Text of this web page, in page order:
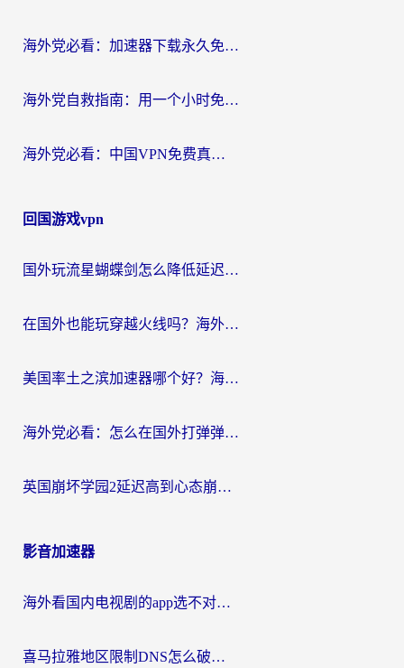
海外党必看：加速器下载永久免费版真的存在吗？教你无缝访问国内资源的正确姿势
海外党自救指南：用一个小时免费加速器，轻松打破国内资源访问壁垒？
海外党必看：中国VPN免费真的靠谱吗？手把手教你选对回国加速器
回国游戏vpn
国外玩流星蝴蝶剑怎么降低延迟？海外党必看的加速秘籍（含欧洲鸣潮&彩虹岛优化攻略）
在国外也能玩穿越火线吗？海外玩家国服游戏畅玩终极指南
美国率土之滨加速器哪个好？海外党国服游戏畅玩终极指南（附多游戏解决方案）
海外党必看：怎么在国外打弹弹堂不卡？番茄加速器亲测指南
英国崩坏学园2延迟高到心态崩？海外党国服游戏加速终极指南
影音加速器
海外看国内电视剧的app选不对？这份回国加速器避坑指南帮你流畅追剧
喜马拉雅地区限制DNS怎么破？海外党听国内音乐听书的终极解决方案